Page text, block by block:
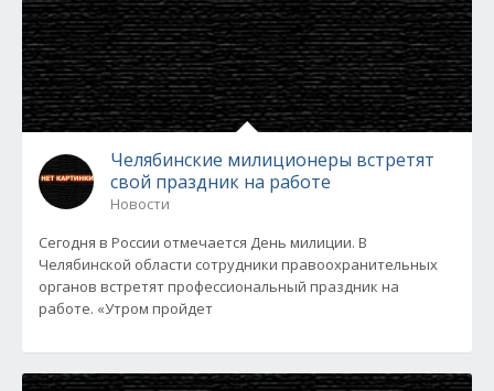
Челябинские милиционеры встретят
свой праздник на работе
Новости
Сегодня в России отмечается День милиции. В
Челябинской области сотрудники правоохранительных
органов встретят профессиональный праздник на
работе. «Утром пройдет